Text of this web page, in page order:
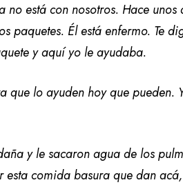
no está con nosotros. Hace
paquetes. Él está enfermo. Te
y aquí yo le ayudaba.
lo ayuden hoy que pueden.
y le sacaron agua de los
comida basura que dan